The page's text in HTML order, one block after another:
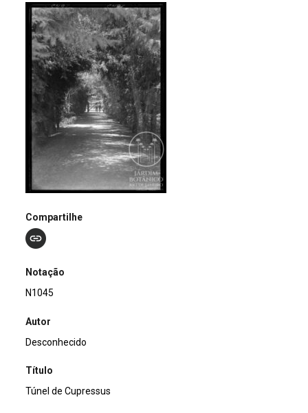
Compartilhe
Notação
N1045
Autor
Desconhecido
Título
Túnel de Cupressus